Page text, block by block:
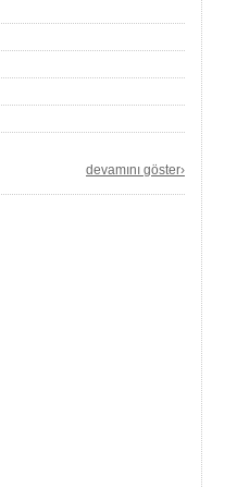
devamını göster›